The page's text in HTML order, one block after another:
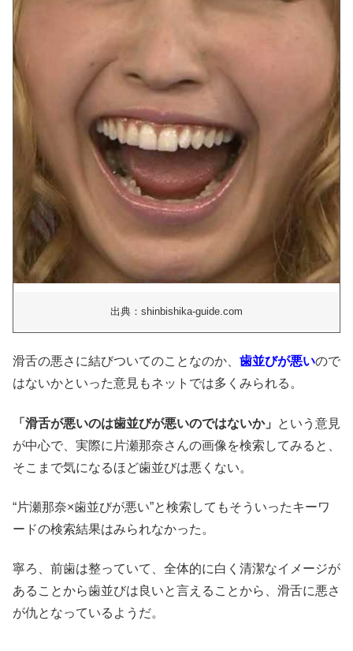
出典：shinbishika-guide.com
滑舌の悪さに結びついてのことなのか、 歯並びが悪いので
はないかといった意見もネットでは多くみられる。
「滑舌が悪いのは歯並びが悪いのではないか」
という意見
が中心で、実際に片瀬那奈さんの画像を検索してみると、
そこまで気になるほど歯並びは悪くない。
“片瀬那奈×歯並びが悪い”と検索してもそういったキーワ
ードの検索結果はみられなかった。
寧ろ、前歯は整っていて、全体的に白く清潔なイメージが
あることから歯並びは良いと言えることから、滑舌に悪さ
が仇となっているようだ。